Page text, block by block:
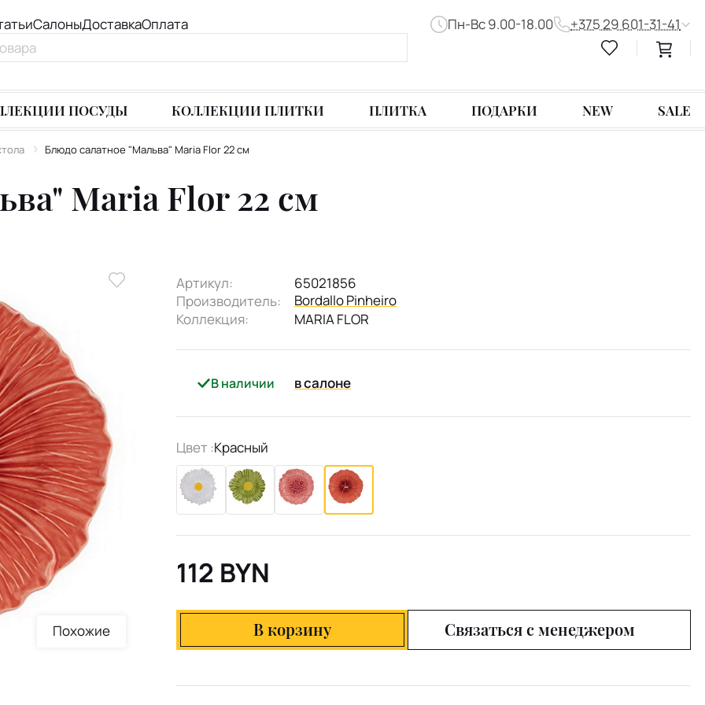
СалоныДоставкаОплата Пн-Вс 9.00-18.00 +375 29 601-31-41
ПОСУДЫ КОЛЛЕКЦИИ ПЛИТКИ ПЛИТКА ПОДАРКИ NEW SALE
Блюдо салатное "Мальва" Maria Flor 22 см
Maria Flor 22 см
Похожие
Артикул:
65021856
Производитель:
Bordallo Pinheiro
Коллекция:
MARIA FLOR
В наличии в салоне
Цвет :Красный
112 BYN
В корзину Связаться с менеджером